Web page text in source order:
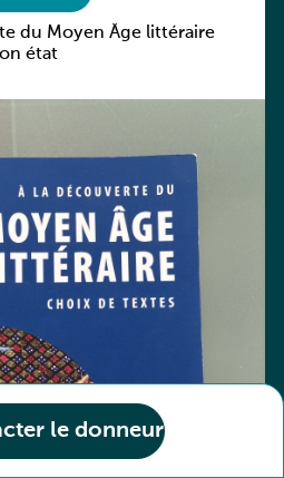
le donneur
du Moyen Âge littéraire
état